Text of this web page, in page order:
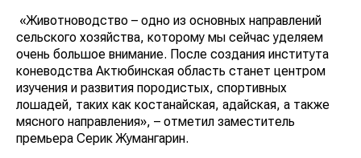
«Животноводство – одно из основных направлений
сельского хозяйства, которому мы сейчас уделяем
очень большое внимание. После создания института
коневодства Актюбинская область станет центром
изучения и развития породистых, спортивных
лошадей, таких как костанайская, адайская, а также
мясного направления», – отметил заместитель
премьера Серик Жумангарин.